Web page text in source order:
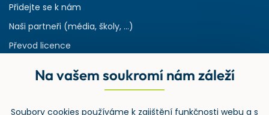
Přidejte se k nám
Naši partneři (média, školy, ...)
Převod licence
Rejstřík používaných zkratek v odpadech
Na vašem soukromí nám záleží
Soubory cookies používáme k zajištění funkčnosti webu a s